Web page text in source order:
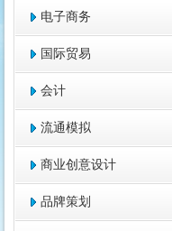
电子商务
国际贸易
会计
流通模拟
商业创意设计
品牌策划